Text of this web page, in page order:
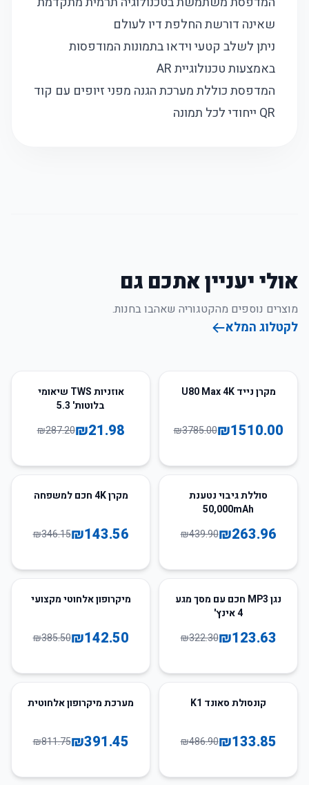
שאינה דורשת החלפת דיו לעולם
ניתן לשלב קטעי וידאו בתמונות המודפסות
באמצעות טכנולוגיית AR
המדפסת כוללת מערכת הגנה מפני זיופים עם קוד
QR ייחודי לכל תמונה
אולי יעניין אתכם גם
מוצרים נוספים מהקטגוריה שאהבו בחנות.
לקטלוג המלא
60
מקרן נייד U80 Max 4K
₪1510.00
₪3785.00
92
אוזניות TWS שיאומי
בלוטות' 5.3
₪21.98
₪287.20
סוללת גיבוי נטענת
50,000mAh
₪263.96
₪439.90
59
מקרן 4K חכם למשפחה
₪143.56
₪346.15
62%
נגן MP3 חכם עם מסך מגע
4 אינץ'
₪123.63
₪322.30
63
מיקרופון אלחוטי מקצועי
₪142.50
₪385.50
קונסולת סאונד K1
₪133.85
₪486.90
52%מערכת מיקרופון אלחוטית
₪391.45
₪811.75